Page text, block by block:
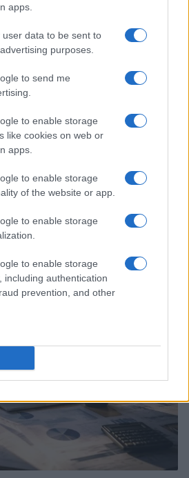
apps.
user data to be sent to
purposes.
to send me
to enable storage
like cookies on web or
apps.
to enable storage
of the website or app.
to enable storage
to enable storage
including authentication
prevention, and other